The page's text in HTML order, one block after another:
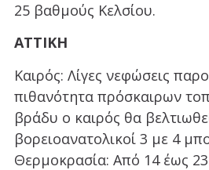
25 βαθμούς Κελσίου.
ΑΤΤΙΚΗ
Καιρός: Λίγες νεφώσεις
πιθανότητα πρόσκαιρων
βράδυ ο καιρός θα
βορειοανατολικοί 3 με 4
Θερμοκρασία: Από 14 έως